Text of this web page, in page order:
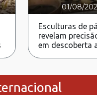
01/08/
Esculturas de
revelam
em descoberta